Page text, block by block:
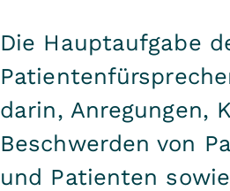
Die Hauptaufgabe
darin, Anregungen,
Beschwerden von
und Patienten